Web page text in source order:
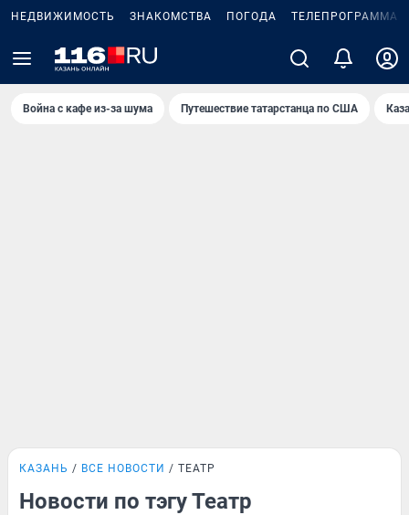
НЕДВИЖИМОСТЬ ЗНАКОМСТВА ПОГОДА ТЕЛЕПРОГРАММА
Война с кафе из-за шума Путешествие татарстанца по США
КАЗАНЬ ВСЕ НОВОСТИ ТЕАТР
Новости по тэгу Театр